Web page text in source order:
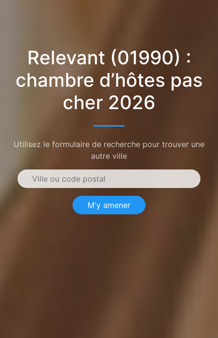
Relevant (01990) :
chambre d’hôtes pas
cher 2026
Utilisez le formulaire de recherche pour trouver une
autre ville
M'y amener